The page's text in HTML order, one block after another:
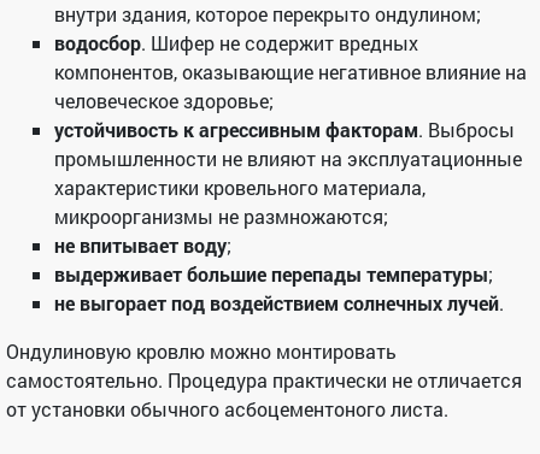
внутри здания, которое перекрыто ондулином;
водосбор. Шифер не содержит вредных
компонентов, оказывающие негативное влияние на
человеческое здоровье;
устойчивость к агрессивным факторам. Выбросы
промышленности не влияют на эксплуатационные
характеристики кровельного материала,
микроорганизмы не размножаются;
не впитывает воду;
выдерживает большие перепады температуры;
не выгорает под воздействием солнечных лучей.
Ондулиновую кровлю можно монтировать
самостоятельно. Процедура практически не отличается
от установки обычного асбоцементоного листа.